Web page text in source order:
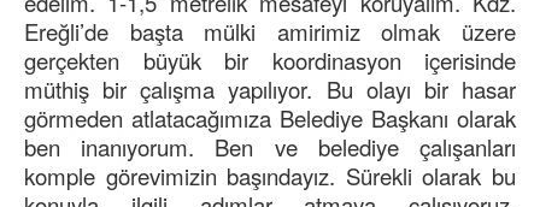
Ereğli’de başta mülki amirimiz olmak üzere
gerçekten büyük bir koordinasyon içerisinde
müthiş bir çalışma yapılıyor. Bu olayı bir hasar
görmeden atlatacağımıza Belediye Başkanı olarak
ben inanıyorum. Ben ve belediye çalışanları
komple görevimizin başındayız. Sürekli olarak bu